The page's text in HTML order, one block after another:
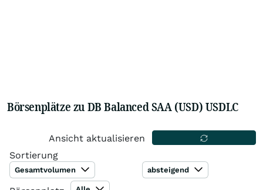
Börsenplätze zu DB Balanced SAA (USD) USDLC
Ansicht aktualisieren
Sortierung
Gesamtvolumen absteigend